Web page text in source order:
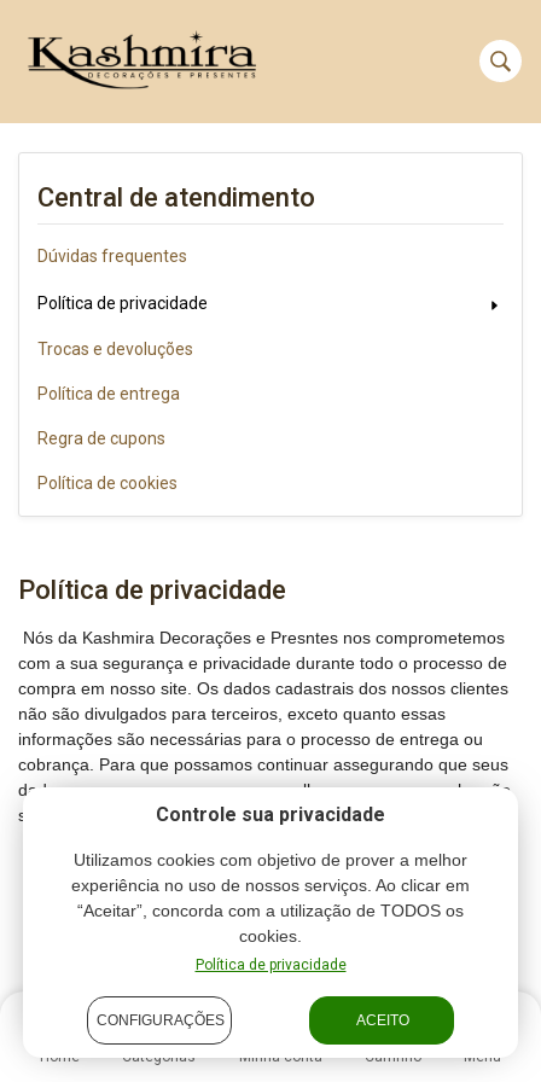
Controle sua privacidade
Utilizamos cookies com objetivo de prover a melhor
experiência no uso de nossos serviços. Ao clicar em
“Aceitar”, concorda com a utilização de TODOS os
cookies.
Política de privacidade
CONFIGURAÇÕES ACEITO
Home Categorias Minha conta Carrinho Menu
Central de atendimento
Dúvidas frequentes
Política de privacidade
Trocas e devoluções
Política de entrega
Regra de cupons
Política de cookies
Política de privacidade
Nós da Kashmira Decorações e Presntes nos comprometemos
com a sua segurança e privacidade durante todo o processo de
compra em nosso site. Os dados cadastrais dos nossos clientes
não são divulgados para terceiros, exceto quanto essas
informações são necessárias para o processo de entrega ou
cobrança. Para que possamos continuar assegurando que seus
dados permaneçam seguros, aconselhamos que sua senha não
seja compartilhada sob nenhuma hipótese.